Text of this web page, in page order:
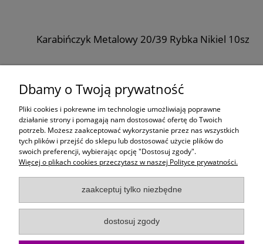
Karabińczyk Metalowy 20/39 Rybka Nikiel 10szt
Moje konto
Płatności i dostawa
Informacje
O Firmie
Dbamy o Twoją prywatność
Pliki cookies i pokrewne im technologie umożliwiają poprawne
działanie strony i pomagają nam dostosować ofertę do Twoich
potrzeb. Możesz zaakceptować wykorzystanie przez nas wszystkich
tych plików i przejść do sklepu lub dostosować użycie plików do
swoich preferencji, wybierając opcję "Dostosuj zgody".
Więcej o plikach cookies przeczytasz w naszej Polityce prywatności.
zaakceptuj tylko niezbędne
dostosuj zgody